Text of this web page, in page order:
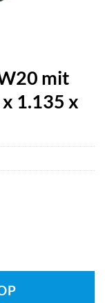
mit
1.135 x